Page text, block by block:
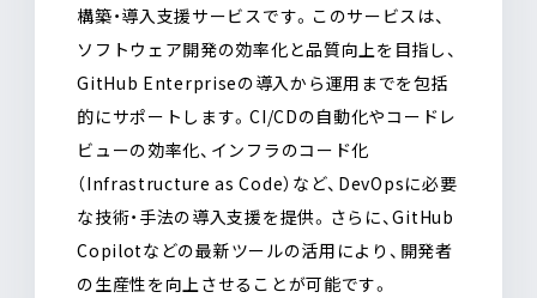
構築・導入支援サービスです。このサービスは、
ソフトウェア開発の効率化と品質向上を目指し、
GitHub Enterpriseの導入から運用までを包括
的にサポートします。CI/CDの自動化やコードレ
ビューの効率化、インフラのコード化
（Infrastructure as Code）など、DevOpsに必要
な技術・手法の導入支援を提供。さらに、GitHub
Copilotなどの最新ツールの活用により、開発者
の生産性を向上させることが可能です。